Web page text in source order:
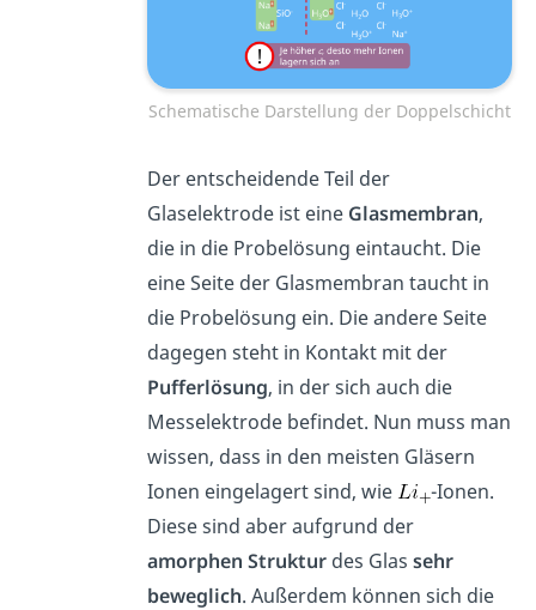
Schematische Darstellung der Doppelschicht
Der entscheidende Teil der
Glaselektrode ist eine Glasmembran,
die in die Probelösung eintaucht. Die
eine Seite der Glasmembran taucht in
die Probelösung ein. Die andere Seite
dagegen steht in Kontakt mit der
Pufferlösung, in der sich auch die
Messelektrode befindet. Nun muss man
wissen, dass in den meisten Gläsern
Ionen eingelagert sind, wie
-Ionen.
Diese sind aber aufgrund der
amorphen Strukturdes Glas sehr
beweglich. Außerdem können sich die